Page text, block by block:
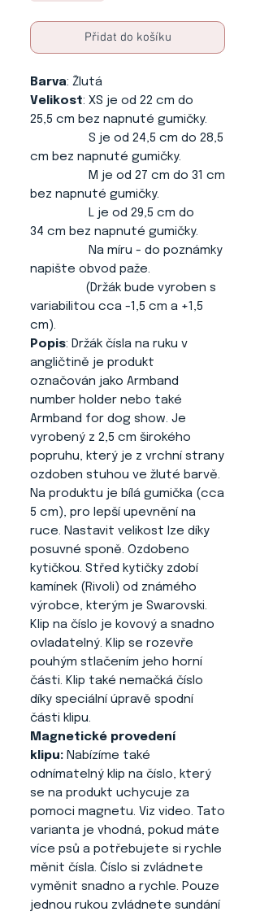
Přidat do košíku
Barva: Žlutá
Velikost: XS je od 22 cm do
25,5 cm bez napnuté gumičky.
S je od 24,5 cm do 28,5
cm bez napnuté gumičky.
M je od 27 cm do 31 cm
bez napnuté gumičky.
L je od 29,5 cm do
34 cm bez napnuté gumičky.
Na míru - do poznámky
napište obvod paže.
(Držák bude vyroben s
variabilitou cca -1,5 cm a +1,5
cm).
Popis: Držák čísla na ruku v
angličtině je produkt
označován jako Armband
number holder nebo také
Armband for dog show. Je
vyrobený z 2,5 cm širokého
popruhu, který je z vrchní strany
ozdoben stuhou ve žluté barvě.
Na produktu je bílá gumička (cca
5 cm), pro lepší upevnění na
ruce. Nastavit velikost lze díky
posuvné sponě. Ozdobeno
kytičkou. Střed kytičky zdobí
kamínek (Rivoli) od známého
výrobce, kterým je Swarovski.
Klip na číslo je kovový a snadno
ovladatelný. Klip se rozevře
pouhým stlačením jeho horní
části. Klip také nemačká číslo
díky speciální úpravě spodní
části klipu.
Magnetické provedení
klipu: Nabízíme také
odnímatelný klip na číslo, který
se na produkt uchycuje za
pomoci magnetu. Viz video. Tato
varianta je vhodná, pokud máte
více psů a potřebujete si rychle
měnit čísla. Číslo si zvládnete
vyměnit snadno a rychle. Pouze
jednou rukou zvládnete sundání